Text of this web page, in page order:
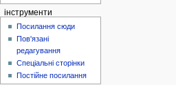
інструменти
Посилання сюди
Пов'язані
редагування
Спеціальні сторінки
Постійне посилання